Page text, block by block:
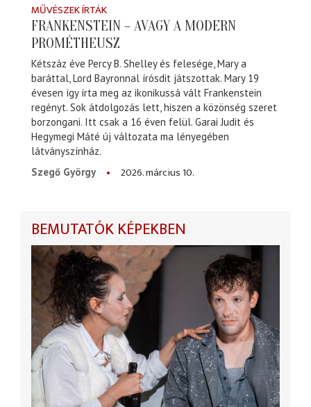
MŰVÉSZEK ÍRTÁK
FRANKENSTEIN – AVAGY A MODERN
PROMÉTHEUSZ
Kétszáz éve Percy B. Shelley és felesége, Mary a
baráttal, Lord Bayronnal írósdit játszottak. Mary 19
évesen így írta meg az ikonikussá vált Frankenstein
regényt. Sok átdolgozás lett, hiszen a közönség szeret
borzongani. Itt csak a 16 éven felül. Garai Judit és
Hegymegi Máté új változata ma lényegében
látványszínház.
Szegő György
2026. március 10.
BEMUTATÓK KÉPEKBEN